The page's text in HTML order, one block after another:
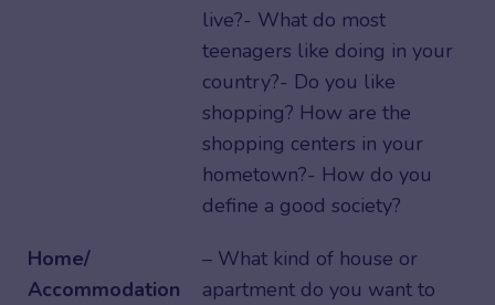
live?- What do most
teenagers like doing in your
country?- Do you like
shopping? How are the
shopping centers in your
hometown?- How do you
define a good society?
Home/
Accommodation
– What kind of house or
apartment do you want to